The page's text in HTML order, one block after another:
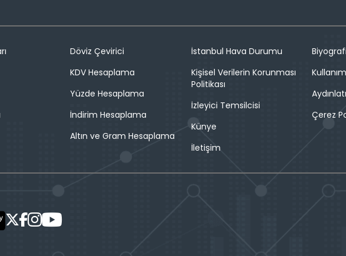
Döviz Çevirici
KDV Hesaplama
Yüzde Hesaplama
İndirim Hesaplama
Altın ve Gram Hesaplama
İstanbul Hava Durumu
Kişisel Verilerin Korunması
Politikası
İzleyici Temsilcisi
Künye
İletişim
Biyografi
Çerez